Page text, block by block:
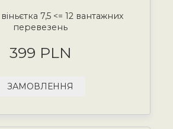
7,5 <= 12 вантажних
перевезень
399 PLN
ЗАМОВЛЕННЯ